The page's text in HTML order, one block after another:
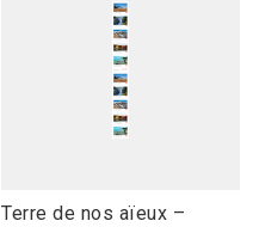
link
Terre de nos aïeux –